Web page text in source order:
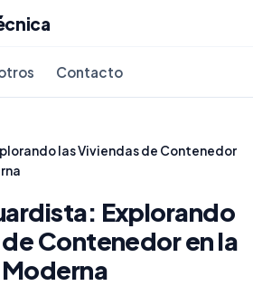
Contacto
las Viviendas de Contenedor
Explorando
Contenedor en la